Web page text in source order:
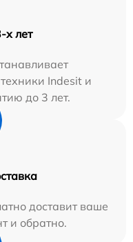
х лет
Indesit и
до 3 лет.
доставит ваше
и обратно.